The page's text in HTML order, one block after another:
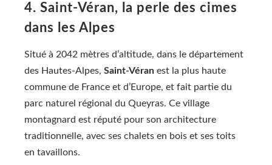
4. Saint-Véran, la perle des cimes
dans les Alpes
Situé à 2042 mètres d’altitude, dans le département
des Hautes-Alpes, Saint-Véran est la plus haute
commune de France et d’Europe, et fait partie du
parc naturel régional du Queyras. Ce village
montagnard est réputé pour son architecture
traditionnelle, avec ses chalets en bois et ses toits
en tavaillons.